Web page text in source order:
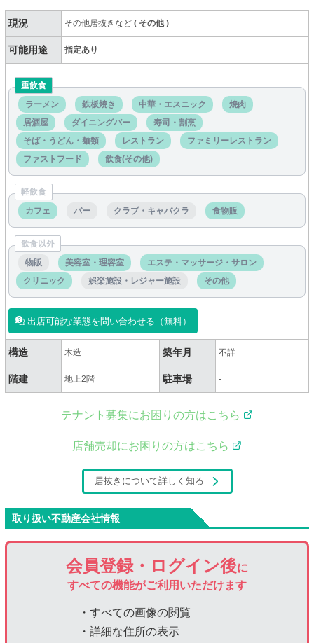
現況 その他居抜きなど( その他)
可能用途 指定あり
重飲食
ラーメン
鉄板焼き 中華・エスニック
焼肉
居酒屋
ダイニングバー
寿司・割烹
そば・うどん・麺類
レストラン
ファミリーレストラン
ファストフード
飲食(その他)
軽飲食
カフェ
バー クラブ・キャバクラ 食物販
飲食以外
物販
美容室・理容室
エステ・マッサージ・サロン
クリニック
娯楽施設・レジャー施設 その他
出店可能な業態を問い合わせる（無料）
構造 木造 築年月 不詳
階建 地上2階 駐車場 -
テナント募集にお困りの方はこちら
店舗売却にお困りの方はこちら
居抜きについて詳しく知る
取り扱い不動産会社情報
会員登録・ログイン後に
すべての機能がご利用いただけます
・すべての画像の閲覧
・詳細な住所の表示